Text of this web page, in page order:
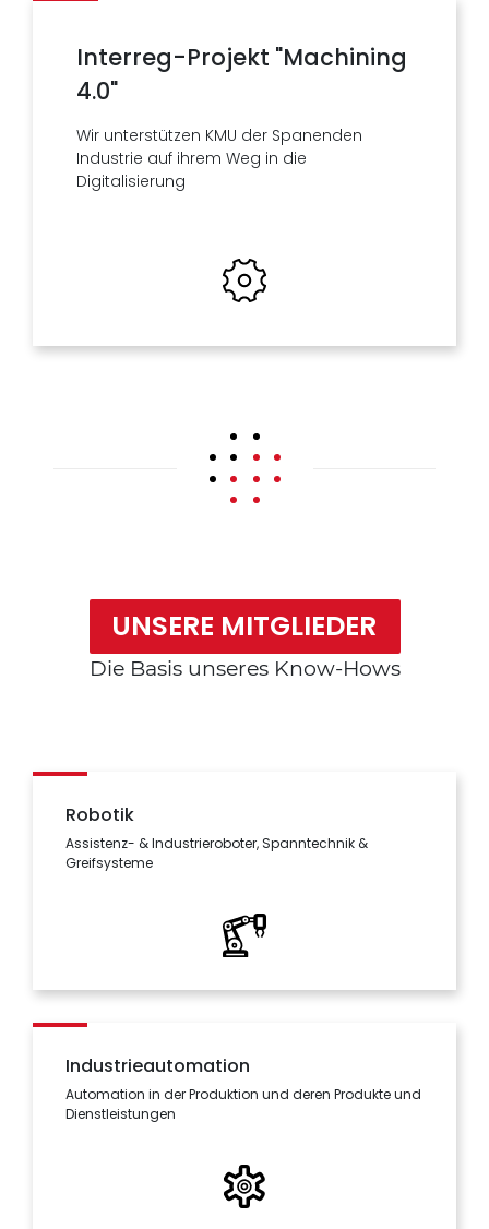
Interreg-Projekt "Machining
4.0"
Wir unterstützen KMU der Spanenden
Industrie auf ihrem Weg in die
Digitalisierung
UNSERE MITGLIEDER
Die Basis unseres Know-Hows
Robotik
Assistenz- & Industrieroboter, Spanntechnik &
Greifsysteme
Industrieautomation
Automation in der Produktion und deren Produkte und
Dienstleistungen